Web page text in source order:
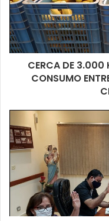
CERCA DE 3.000
CONSUMO